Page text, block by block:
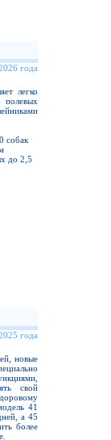
года
легко
собак
до 2,5
года
новые
свой
41
а 45
более